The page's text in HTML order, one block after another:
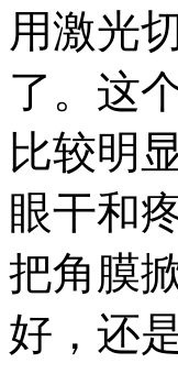
用激光
了。这
比较明
眼干和
把角膜
好，还